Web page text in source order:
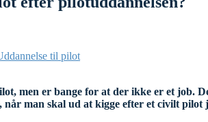
til pilot
men er bange for at der ikke er et job.
man skal ud at kigge efter et civilt pilot